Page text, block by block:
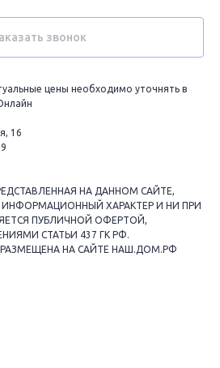
звонок
цены необходимо уточнять в
16
НА ДАННОМ САЙТЕ,
ХАРАКТЕР И НИ ПРИ
ПУБЛИЧНОЙ ОФЕРТОЙ,
СТАТЬИ 437 ГК РФ.
НА САЙТЕ НАШ.ДОМ.РФ